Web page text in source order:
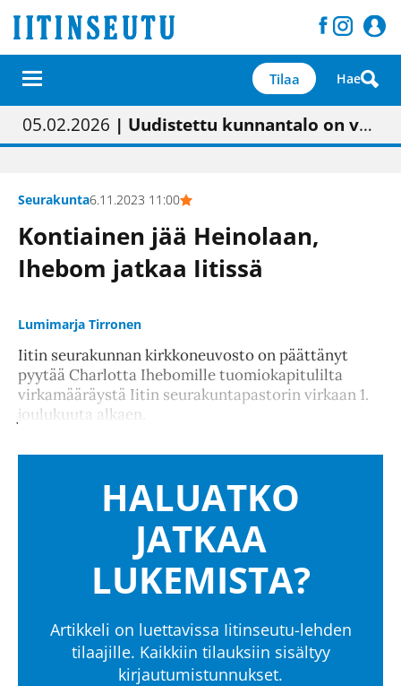
Tilaa Hae
01.02.2026 | Painon vaihtumisen pitäisi näkyä hieman parempana painojäljen laatuna lehdessä
05.02.2026 | Uudistettu kunnantalo on valoisa
23.04.2026 | “Olemme käynnistämässä uudelleen keskustavisiotyön”
09.05.2026| "Maalla on totuttu elämään omavaraisemmin kuin kaupungissa"
Seurakunta6.11.2023 11:00
Kontiainen jää Heinolaan,
Ihebom jatkaa Iitissä
Lumimarja Tirronen
Iitin seurakunnan kirkkoneuvosto on päättänyt
pyytää Charlotta Ihebomille tuomiokapitulilta
virkamääräystä Iitin seurakuntapastorin virkaan 1.
joulukuuta alkaen.
HALUATKO
JATKAA
LUKEMISTA?
Artikkeli on luettavissa Iitinseutu-lehden
tilaajille. Kaikkiin tilauksiin sisältyy
kirjautumistunnukset.